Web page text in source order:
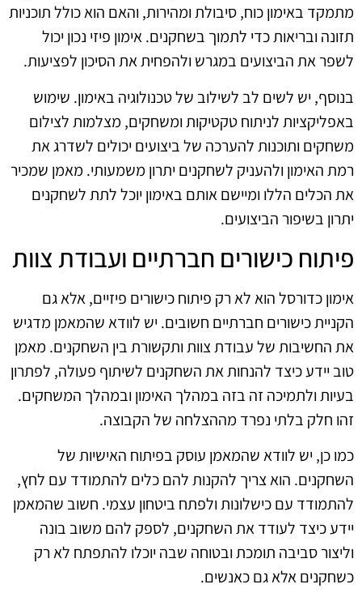
מתמקד באימון כוח, סיבולת ומהירות, והאם הוא כולל תוכניות
תזונה ובריאות כדי לתמוך בשחקנים. אימון פיזי נכון יכול
לשפר את הביצועים במגרש ולהפחית את הסיכון לפציעות.
בנוסף, יש לשים לב לשילוב של טכנולוגיה באימון. שימוש
באפליקציות לניתוח טקטיקות ומשחקים, מצלמות לצילום
משחקים ותוכנות להערכה של ביצועים יכולים לשדרג את
רמת האימון ולהעניק לשחקנים יתרון משמעותי. מאמן שמכיר
את הכלים הללו ומיישם אותם באימון יוכל לתת לשחקנים
יתרון בשיפור הביצועים.
פיתוח כישורים חברתיים ועבודת צוות
אימון כדורסל הוא לא רק פיתוח כישורים פיזיים, אלא גם
הקניית כישורים חברתיים חשובים. יש לוודא שהמאמן מדגיש
את החשיבות של עבודת צוות ותקשורת בין השחקנים. מאמן
טוב יידע כיצד להנחות את השחקנים לשיתוף פעולה, לפתרון
בעיות ולתמיכה זה בזה במהלך האימון ובמהלך המשחקים.
זהו חלק בלתי נפרד מההצלחה של הקבוצה.
כמו כן, יש לוודא שהמאמן עוסק בפיתוח האישיות של
השחקנים. הוא צריך להקנות להם כלים להתמודד עם לחץ,
להתמודד עם כישלונות ולפתח ביטחון עצמי. חשוב שהמאמן
יידע כיצד לעודד את השחקנים, לספק להם משוב בונה
וליצור סביבה תומכת ובטוחה שבה יוכלו להתפתח לא רק
כשחקנים אלא גם כאנשים.